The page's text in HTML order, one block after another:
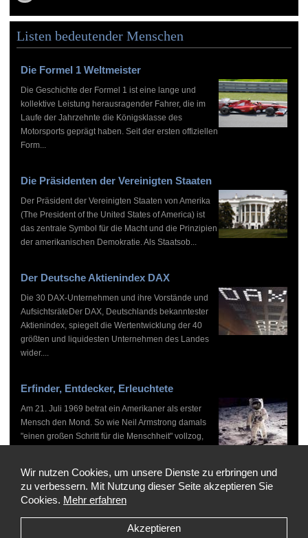
Listen bedeutender Menschen
Die Formel 1 Weltmeister
Die Geschichte der Formel 1 ist eine lange und
kollektive Leistung herausragender Fahrer, die im
Laufe der Jahrzehnte die Königsklasse des
Motorsports geprägt haben. Seit der ersten offiziellen
Form...
Die Präsidenten der Vereinigten Staaten
Der Präsident der Vereinigten Staaten von Amerika
(The President of the United States of America) ist
das zentrale Symbol für die Macht und die Prinzipien
der amerikanischen Demokratie. Als Staatsob...
Der Deutsche Aktienindex DAX
Die 30 DAX-Unternehmen und ihre Vorstände und
AufsichtsräteDer DAX, Deutschlands bekanntester
Aktienindex, spiegelt die Wertentwicklung der 40
größten und liquidesten Unternehmen des Landes
wider....
Erfinder, Entdecker, Erleuchtete
Am 21. Juli 1969 betrat ein Amerikaner als erster
Mensch den Mond. So wie Neil Armstrong damals
"einen großen Schritt für die Menschheit" vollzog,
Copyright © 1999-2026 by WHO'S WHO, Alle Rechte vorbehalten
Wir nutzen Cookies, um unsere Dienste zu erbringen und
zu verbessern. Mit Nutzung dieser Seite akzeptieren Sie
Cookies. Mehr erfahren
Akzeptieren